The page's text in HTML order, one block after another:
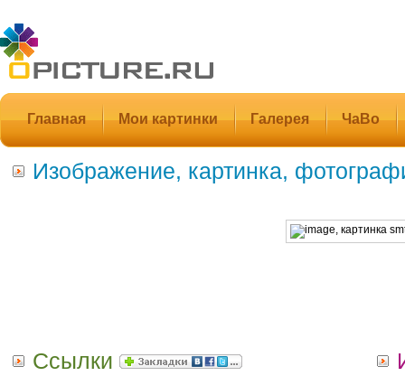
Главная Мои картинки Галерея ЧаВо
Изображение, картинка,
Ссылки